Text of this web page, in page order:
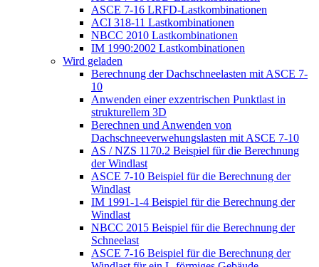
ASCE 7-16 LRFD-Lastkombinationen
ACI 318-11 Lastkombinationen
NBCC 2010 Lastkombinationen
IM 1990:2002 Lastkombinationen
Wird geladen
Berechnung der Dachschneelasten mit ASCE 7-
10
Anwenden einer exzentrischen Punktlast in
strukturellem 3D
Berechnen und Anwenden von
Dachschneeverwehungslasten mit ASCE 7-10
AS / NZS 1170.2 Beispiel für die Berechnung
der Windlast
ASCE 7-10 Beispiel für die Berechnung der
Windlast
IM 1991-1-4 Beispiel für die Berechnung der
Windlast
NBCC 2015 Beispiel für die Berechnung der
Schneelast
ASCE 7-16 Beispiel für die Berechnung der